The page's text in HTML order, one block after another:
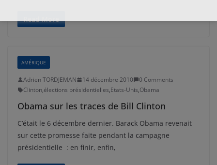
Read More
AMÉRIQUE
Adrien TORDJEMAN 14 décembre 2010
0 Comments
Clinton,élections présidentielles,Etats-Unis,Obama
Obama sur les traces de Bill Clinton
C’était le 6 décembre dernier. Barack Obama revenait
sur cette promesse faite pendant la campagne
présidentielle : en finir, enfin,